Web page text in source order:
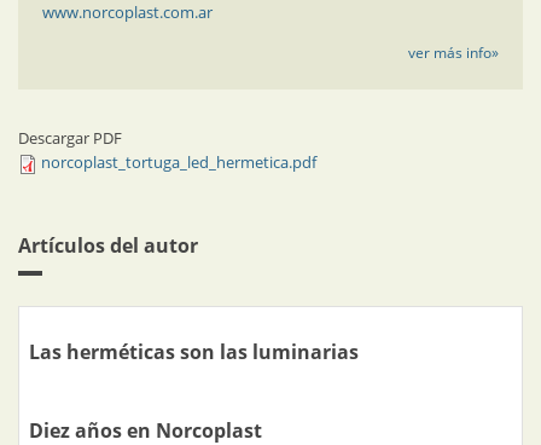
www.norcoplast.com.ar
ver más info»
Descargar PDF
norcoplast_tortuga_led_hermetica.pdf
Artículos del autor
Las herméticas son las luminarias
Diez años en Norcoplast